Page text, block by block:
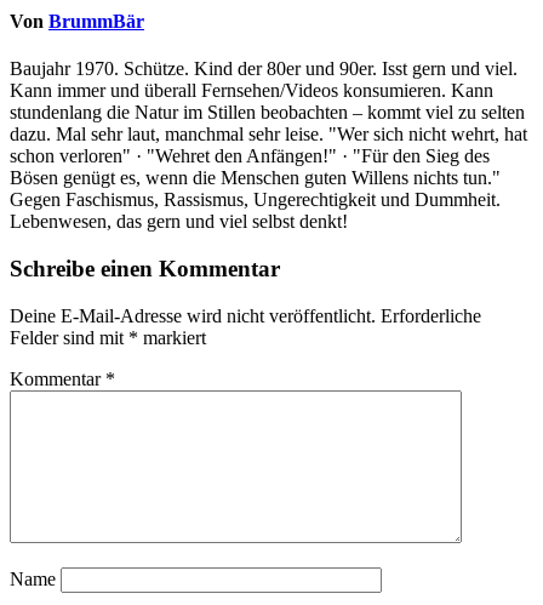
Von BrummBär
Baujahr 1970. Schütze. Kind der 80er und 90er. Isst gern und viel.
Kann immer und überall Fernsehen/Videos konsumieren. Kann
stundenlang die Natur im Stillen beobachten – kommt viel zu selten
dazu. Mal sehr laut, manchmal sehr leise. "Wer sich nicht wehrt, hat
schon verloren" · "Wehret den Anfängen!" · "Für den Sieg des
Bösen genügt es, wenn die Menschen guten Willens nichts tun."
Gegen Faschismus, Rassismus, Ungerechtigkeit und Dummheit.
Lebenwesen, das gern und viel selbst denkt!
Schreibe einen Kommentar
Deine E-Mail-Adresse wird nicht veröffentlicht. Erforderliche
Felder sind mit * markiert
Kommentar *
Name